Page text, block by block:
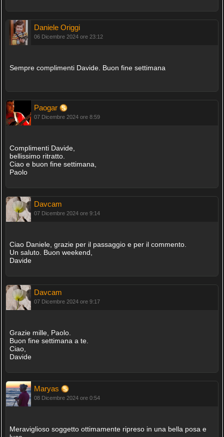
Daniele Origgi
06 Dicembre 2024 ore 23:12
Sempre complimenti Davide. Buon fine settimana
Paogar
07 Dicembre 2024 ore 8:59
Complimenti Davide,
bellissimo ritratto.
Ciao e buon fine settimana,
Paolo
Davcam
07 Dicembre 2024 ore 9:14
Ciao Daniele, grazie per il passaggio e per il commento.
Un saluto. Buon weekend,
Davide
Davcam
07 Dicembre 2024 ore 9:17
Grazie mille, Paolo.
Buon fine settimana a te.
Ciao,
Davide
Maryas
08 Dicembre 2024 ore 0:54
Meraviglioso soggetto ottimamente ripreso in una bella posa e